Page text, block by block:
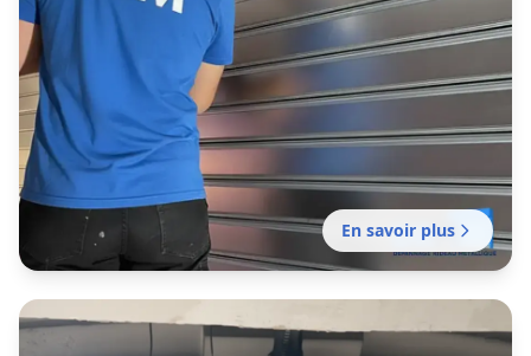
Dépannage rideau métallique
Castanet-Tolosan
Dépannage professionnel réalisé par notre
établissement local certifiée pour tout